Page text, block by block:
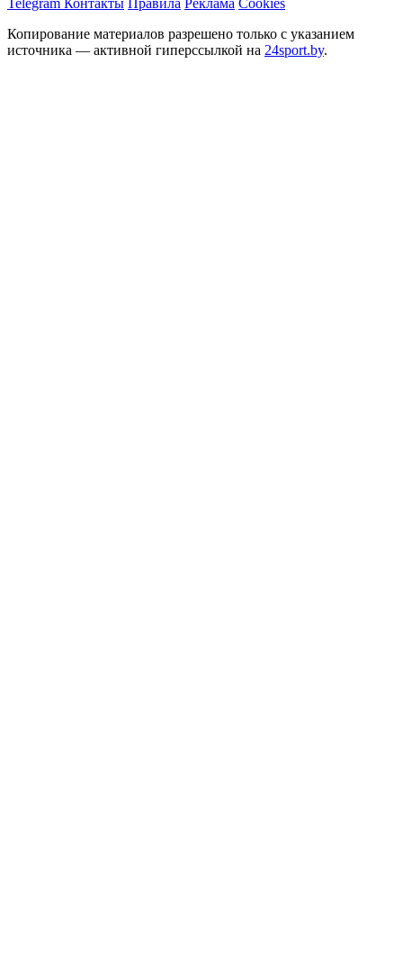
Копирование материалов разрешено только с указанием
источника — активной гиперссылкой на 24sport.by.